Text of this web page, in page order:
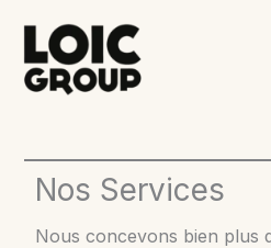
contenu
Nos Services
Nous concevons bien plus